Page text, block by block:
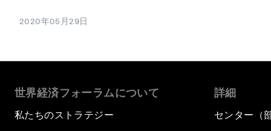
2020年05月29日
世界経済フォーラムについて
私たちのストラテジー
詳細
センター（